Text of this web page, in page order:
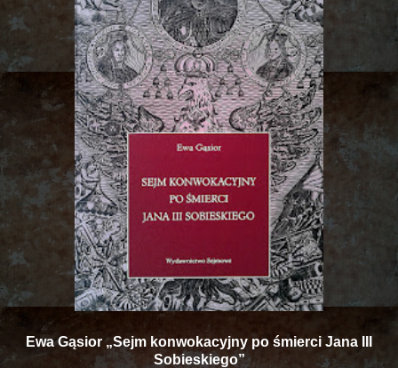
Ewa Gąsior „Sejm konwokacyjny po śmierci Jana III
Sobieskiego”